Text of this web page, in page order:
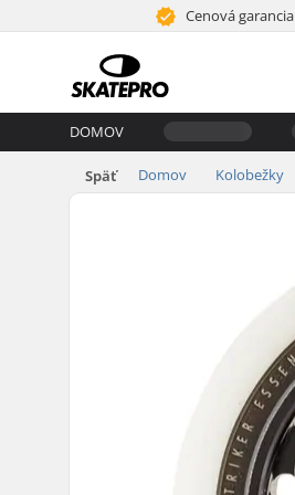
Cenová garancia
DOMOV
Späť Domov Kolobežky